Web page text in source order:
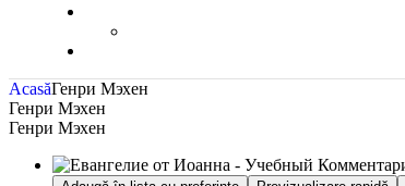
AcasăГенри Мэхен
Генри Мэхен
Генри Мэхен